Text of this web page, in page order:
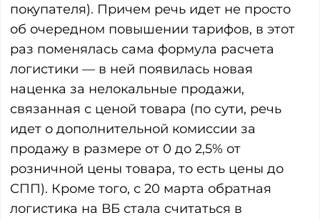
покупателя). Причем речь идет не просто
об очередном повышении тарифов, в этот
раз поменялась сама формула расчета
логистики — в ней появилась новая
наценка за нелокальные продажи,
связанная с ценой товара (по сути, речь
идет о дополнительной комиссии за
продажу в размере от 0 до 2,5% от
розничной цены товара, то есть цены до
СПП). Кроме того, с 20 марта обратная
логистика на ВБ стала считаться в